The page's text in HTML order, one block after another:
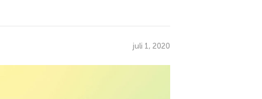
juli 1, 2020